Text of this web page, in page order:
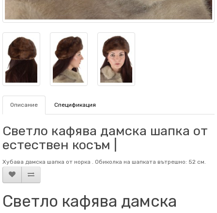
Описание Спецификация
Светло кафява дамска шапка от
естествен косъм |
Хубава дамска шапка от норка . Обиколка на шапката вътрешно: 52 см.
Светло кафява дамска